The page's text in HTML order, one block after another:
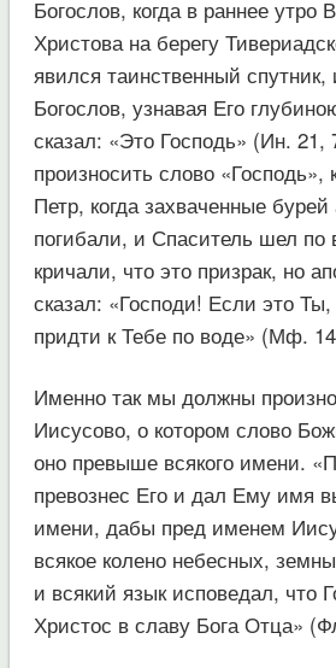
Богослов, когда в раннее утро
Христова на берегу
явился таинственный
Богослов, узнавая Его
сказал: «Это Господь» (Ин.
произносить слово «Господь»,
Петр, когда захваченные
погибали, и Спаситель шел по
кричали, что это призрак, но
сказал: «Господи! Если это
придти к Тебе по воде» (Мф.
Именно так мы должны
Иисусово, о котором слово
оно превыше всякого имени.
превознес Его и дал Ему имя
имени, дабы пред именем
всякое колено небесных,
и всякий язык исповедал, что
Христос в славу Бога Отца»